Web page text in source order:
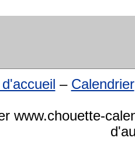
– Calendrier
www.chouette-